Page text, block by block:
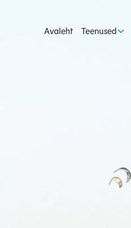
Avaleht Teenused